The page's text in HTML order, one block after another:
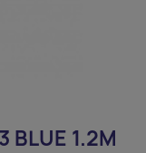
BLUE 1.2M